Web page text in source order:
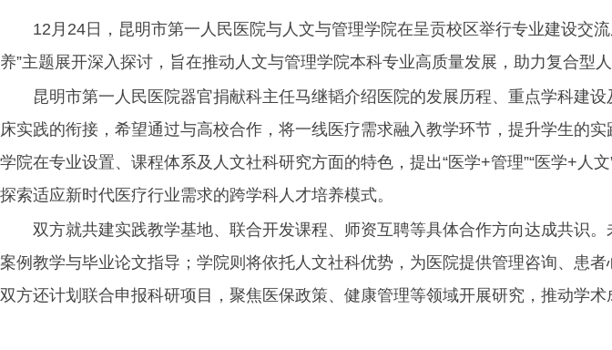
12月24日，昆明市第一人民医院与人文与管理学院在呈贡校区举行专业建设交
养”主题展开深入探讨，旨在推动人文与管理学院本科专业高质量发展，助力复合型人
昆明市第一人民医院器官捐献科主任马继韬介绍医院的发展历程、重点学科建
床实践的衔接，希望通过与高校合作，将一线医疗需求融入教学环节，提升学生的
学院在专业设置、课程体系及人文社科研究方面的特色，提出“医学+管理”“医学+人
探索适应新时代医疗行业需求的跨学科人才培养模式。
双方就共建实践教学基地、联合开发课程、师资互聘等具体合作方向达成共识
案例教学与毕业论文指导；学院则将依托人文社科优势，为医院提供管理咨询、患
双方还计划联合申报科研项目，聚焦医保政策、健康管理等领域开展研究，推动学术